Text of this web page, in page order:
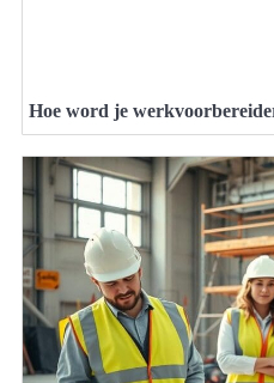
Hoe word je